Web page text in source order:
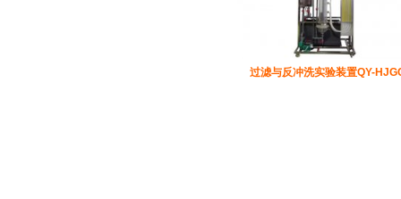
过滤与反冲洗实验装置QY-